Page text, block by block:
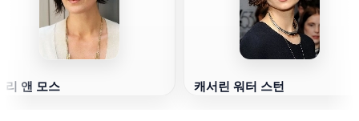
리 앤 모스 캐서린 워터 스턴